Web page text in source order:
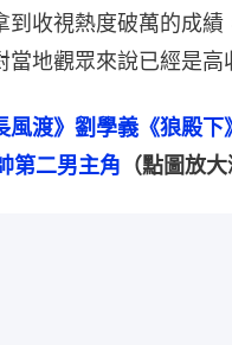
到收視熱度破萬的成績
當地觀眾來說已經是高
風渡》劉學義《狼殿
第二男主角 （點圖放大